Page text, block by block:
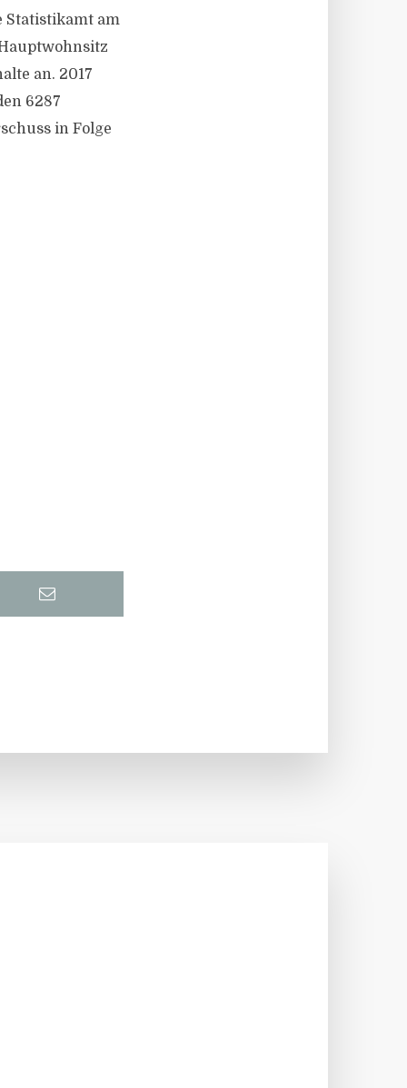
Statistikamt am
an. 2017
6287
in Folge